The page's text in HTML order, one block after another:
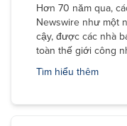
Hơn 70 năm qua,
Newswire như một
cậy, được các nhà
toàn thế giới công
Tìm hiểu thêm